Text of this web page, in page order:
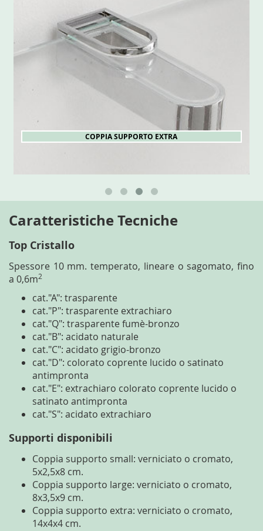
COPPIA SUPPORTO EXTRA
Caratteristiche Tecniche
Top Cristallo
Spessore 10 mm. temperato, lineare o sagomato, fino
a 0,6m2
cat."A": trasparente
cat."P": trasparente extrachiaro
cat."Q": trasparente fumè-bronzo
cat."B": acidato naturale
cat."C": acidato grigio-bronzo
cat."D": colorato coprente lucido o satinato
antimpronta
cat."E": extrachiaro colorato coprente lucido o
satinato antimpronta
cat."S": acidato extrachiaro
Supporti disponibili
Coppia supporto small: verniciato o cromato,
5x2,5x8 cm.
Coppia supporto large: verniciato o cromato,
8x3,5x9 cm.
Coppia supporto extra: verniciato o cromato,
14x4x4 cm.